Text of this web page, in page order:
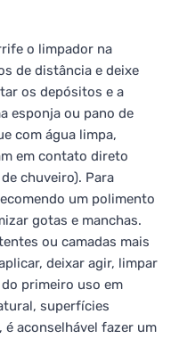
o limpador na
de distância e deixe
os depósitos e a
esponja ou pano de
com água limpa,
em contato direto
chuveiro). Para
um polimento
gotas e manchas.
ou camadas mais
deixar agir, limpar
primeiro uso em
superfícies
é aconselhável fazer um